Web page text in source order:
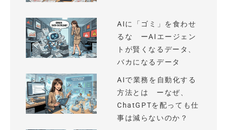
AIに「ゴミ」を食わせ
るな ーAIエージェン
トが賢くなるデータ、
バカになるデータ
AIで業務を自動化する
方法とは ーなぜ、
ChatGPTを配っても仕
事は減らないのか？